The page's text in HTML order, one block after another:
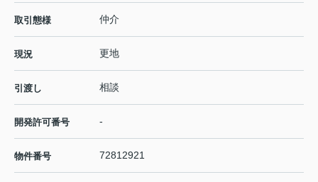
取引態様 仲介
現況 更地
引渡し 相談
開発許可番号 -
物件番号 72812921